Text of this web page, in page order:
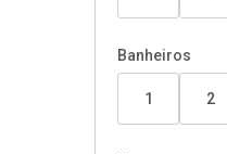
Banheiros
1 2